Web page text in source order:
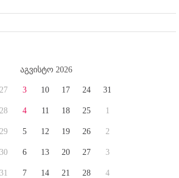
აგვისტო 2026
27
28
29
30
31
3
4
5
6
7
10
11
12
13
14
17
18
19
20
21
24
25
26
27
28
31
1
2
3
4